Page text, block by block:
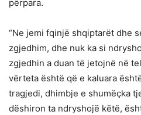
përpara.
“Ne jemi fqinjë shqiptarët dhe
zgjedhim, dhe nuk ka si
zgjedhin a duan të jetojnë në
vërteta është që e kaluara
tragjedi, dhimbje e shumëçka
dëshiron ta ndryshojë këtë,